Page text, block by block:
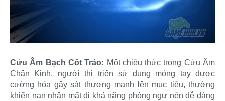
Cửu Âm Bạch Cốt Trảo: Một chiêu thức trong Cửu Âm
Chân Kinh, người thi triển sử dụng móng tay được
cường hóa gây sát thương mạnh lên mục tiêu, thường
khiến nạn nhân mất đi khả năng phòng ngự nên dễ dàng